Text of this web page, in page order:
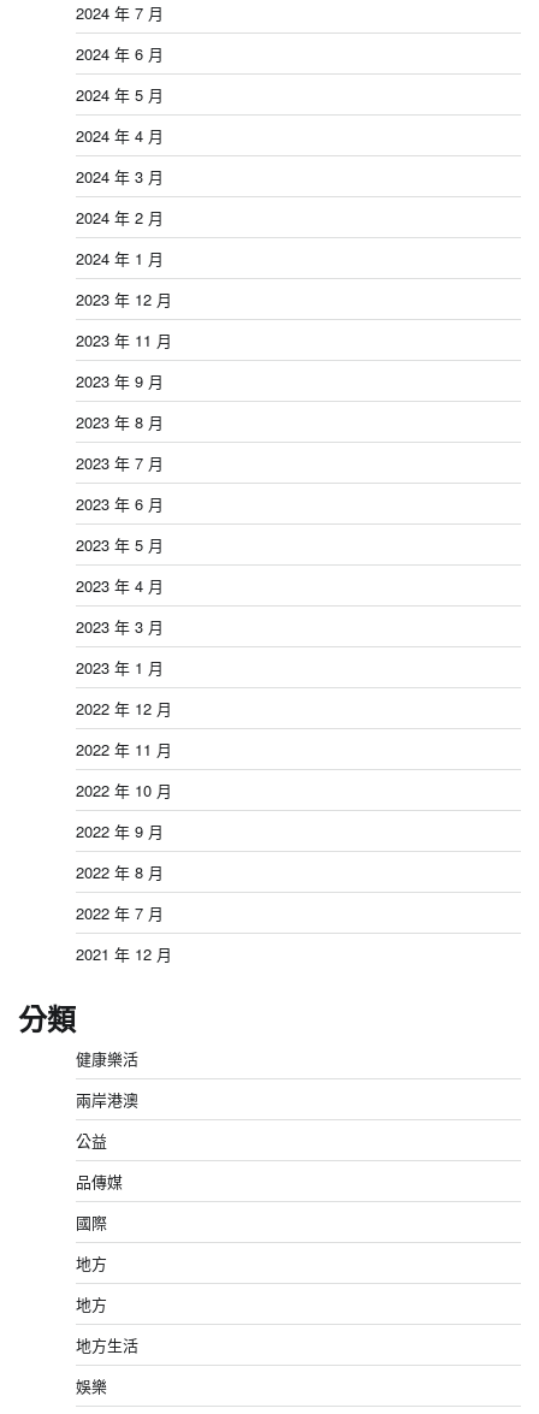
2024 年 7 月
2024 年 6 月
2024 年 5 月
2024 年 4 月
2024 年 3 月
2024 年 2 月
2024 年 1 月
2023 年 12 月
2023 年 11 月
2023 年 9 月
2023 年 8 月
2023 年 7 月
2023 年 6 月
2023 年 5 月
2023 年 4 月
2023 年 3 月
2023 年 1 月
2022 年 12 月
2022 年 11 月
2022 年 10 月
2022 年 9 月
2022 年 8 月
2022 年 7 月
2021 年 12 月
分類
健康樂活
兩岸港澳
公益
品傳媒
國際
地方
地方
地方生活
娛樂